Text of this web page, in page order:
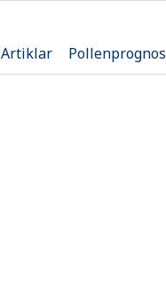
Artiklar Pollenprognos